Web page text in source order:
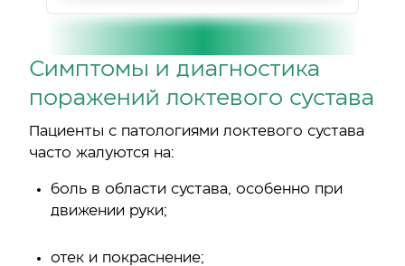
Симптомы и диагностика
поражений локтевого сустава
Пациенты с патологиями локтевого сустава
часто жалуются на:
боль в области сустава, особенно при
движении руки;
отек и покраснение;